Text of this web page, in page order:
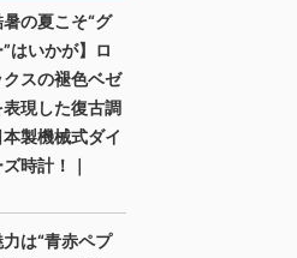
暑の夏こそ“グ
”はいかが】ロ
クスの褪色ベゼ
表現した復古調
製機械式ダイ
時計！｜
力は“青赤ペプ